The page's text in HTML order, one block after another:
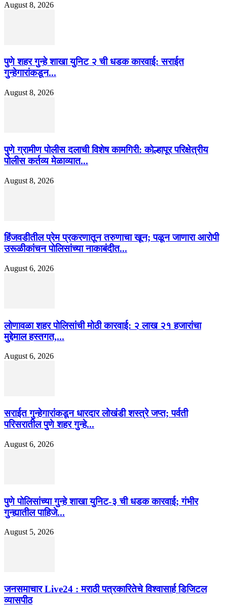
August 8, 2026
पुणे शहर गुन्हे शाखा युनिट २ ची धडक कारवाई: सराईत
गुन्हेगारांकडून...
August 8, 2026
पुणे ग्रामीण पोलीस दलाची विशेष कामगिरी: कोल्हापूर परिक्षेत्रीय
पोलीस कर्तव्य मेळाव्यात...
August 8, 2026
हिंजवडीतील प्रेम प्रकरणातून तरुणाचा खून; पळून जाणारा आरोपी
उरूळीकांचन पोलिसांच्या नाकाबंदीत...
August 6, 2026
लोणावळा शहर पोलिसांची मोठी कारवाई: २ लाख २१ हजारांचा
मुद्देमाल हस्तगत,...
August 6, 2026
सराईत गुन्हेगारांकडून धारदार लोखंडी शस्त्रे जप्त; पर्वती
परिसरातील पुणे शहर गुन्हे...
August 6, 2026
पुणे पोलिसांच्या गुन्हे शाखा युनिट-३ ची धडक कारवाई; गंभीर
गुन्ह्यातील पाहिजे...
August 5, 2026
जनसमाचार Live24 : मराठी पत्रकारितेचे विश्वासार्ह डिजिटल
व्यासपीठ